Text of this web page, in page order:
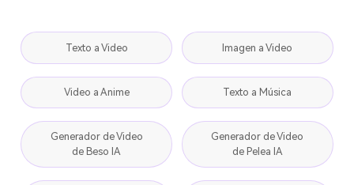
Texto a Video Imagen a Video
Video a Anime Texto a Música
Generador de Video
de Beso IA
Generador de Video
de Pelea IA